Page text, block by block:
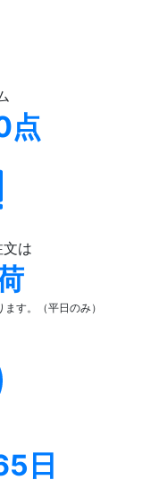
点
は
ます。（平日のみ）
日